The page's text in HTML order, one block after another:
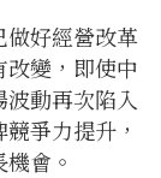
做好經營改革
變，即使中
動再次陷入
爭力提升，
會。